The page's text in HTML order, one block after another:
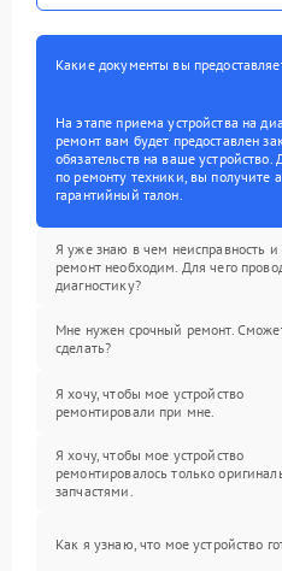
Какие документы вы
На этапе приема устройства на
ремонт вам будет предоставлен
обязательств на ваше
по ремонту техники, вы получите
гарантийный талон.
Я уже знаю в чем неисправность и
ремонт необходим. Для чего
диагностику?
Мне нужен срочный ремонт.
сделать?
Я хочу, чтобы мое устройство
ремонтировали при мне.
Я хочу, чтобы мое устройство
ремонтировалось только
запчастями.
Как я узнаю, что мое устройство